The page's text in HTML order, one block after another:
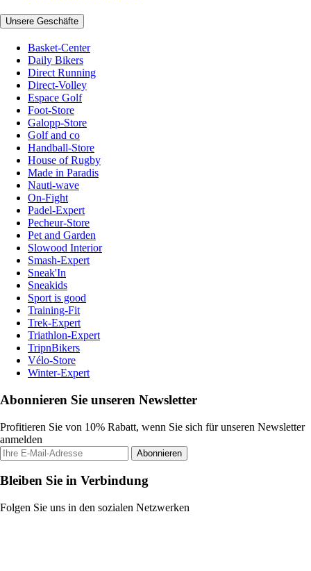
Unsere Geschäfte
Basket-Center
Daily Bikers
Direct Running
Direct-Volley
Espace Golf
Foot-Store
Galopp-Store
Golf and co
Handball-Store
House of Rugby
Made in Paradis
Nauti-wave
On-Fight
Padel-Expert
Pecheur-Store
Pet and Garden
Slowood Interior
Smash-Expert
Sneak'In
Sneakids
Sport is good
Training-Fit
Trek-Expert
Triathlon-Expert
TripnBikers
Vélo-Store
Winter-Expert
Abonnieren Sie unseren Newsletter
Profitieren Sie von 10% Rabatt, wenn Sie sich für unseren Newsletter
anmelden
Abonnieren
Bleiben Sie in Verbindung
Folgen Sie uns in den sozialen Netzwerken